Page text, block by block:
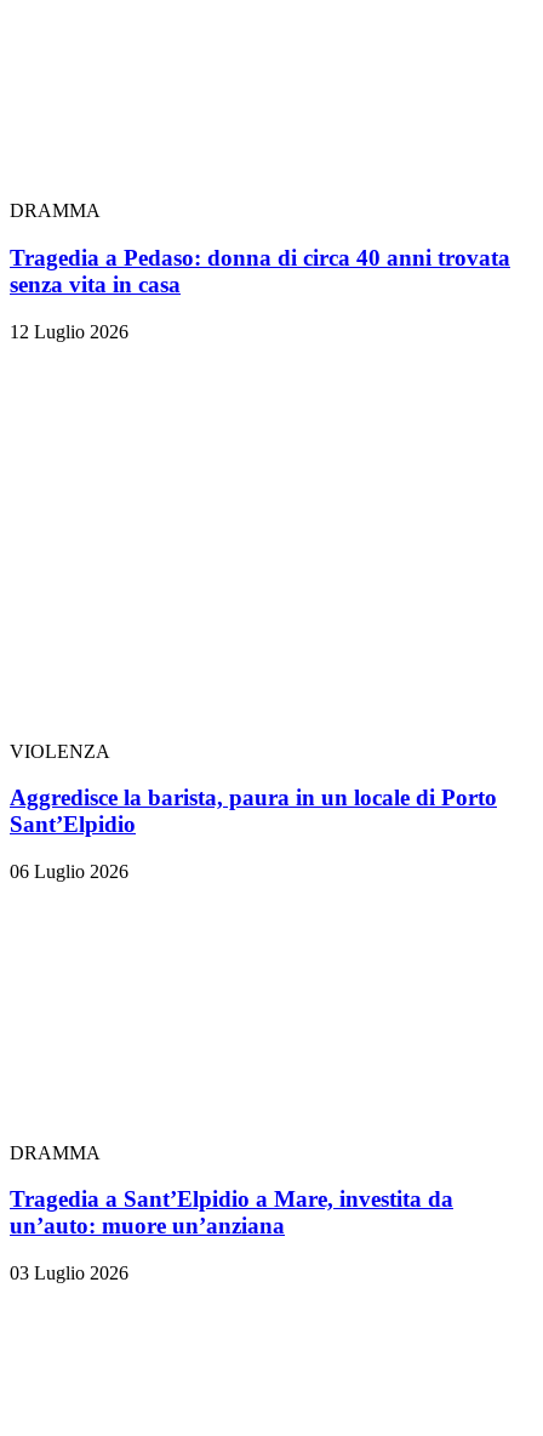
DRAMMA
Tragedia a Pedaso: donna di circa 40 anni trovata
senza vita in casa
12 Luglio 2026
VIOLENZA
Aggredisce la barista, paura in un locale di Porto
Sant’Elpidio
06 Luglio 2026
DRAMMA
Tragedia a Sant’Elpidio a Mare, investita da
un’auto: muore un’anziana
03 Luglio 2026